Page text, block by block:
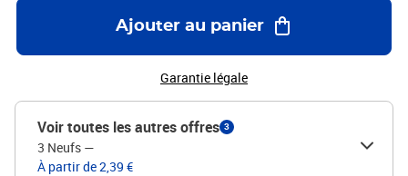
Ajouter au panier
Garantie légale
Voir toutes les autres offres 3
3 Neufs —
À partir de 2,39 €